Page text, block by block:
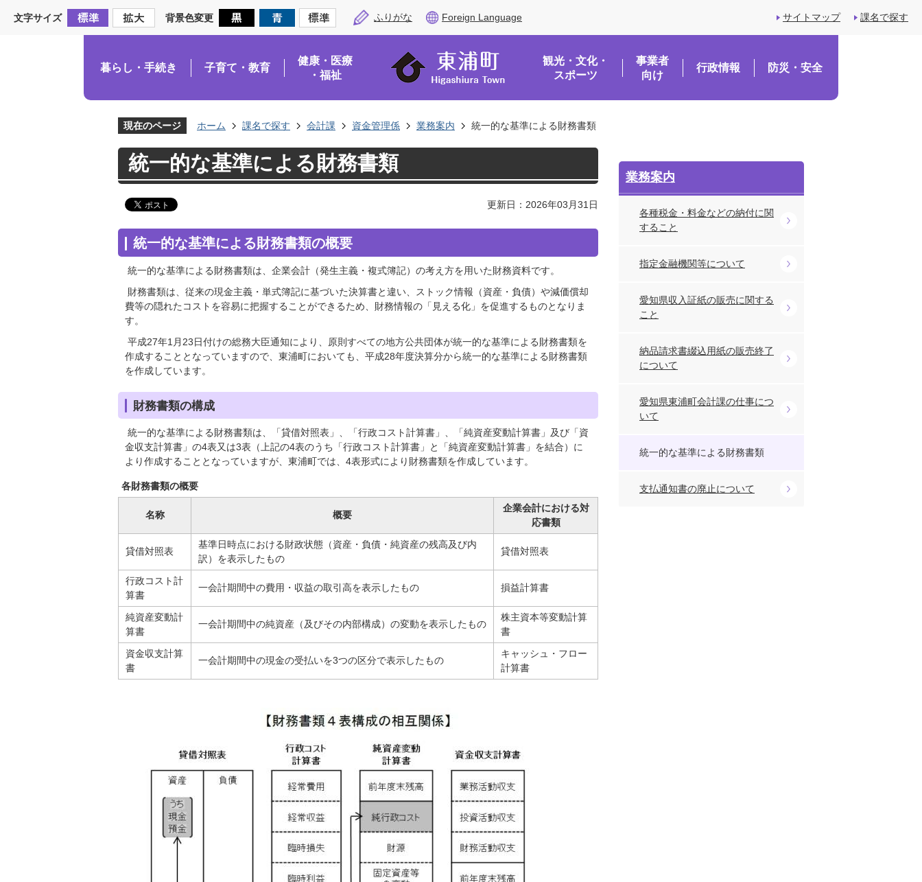
文字サイズ 背景色変更 ふりがな Foreign Language サイトマップ 課名で探す
暮らし・手続き 子育て・教育
健康・医療
・福祉
観光・文化・
スポーツ
事業者
向け
行政情報 防災・安全
現在のページ ホーム 課名で探す 会計課 資金管理係 業務案内 統一的な基準による財務書類
統一的な基準による財務書類
更新日：2026年03月31日
統一的な基準による財務書類の概要
統一的な基準による財務書類は、企業会計（発生主義・複式簿記）の考え方を用いた財務資料です。
財務書類は、従来の現金主義・単式簿記に基づいた決算書と違い、ストック情報（資産・負債）や減価償却
費等の隠れたコストを容易に把握することができるため、財務情報の「見える化」を促進するものとなりま
す。
平成27年1月23日付けの総務大臣通知により、原則すべての地方公共団体が統一的な基準による財務書類を
作成することとなっていますので、東浦町においても、平成28年度決算分から統一的な基準による財務書類
を作成しています。
財務書類の構成
統一的な基準による財務書類は、「貸借対照表」、「行政コスト計算書」、「純資産変動計算書」及び「資
金収支計算書」の4表又は3表（上記の4表のうち「行政コスト計算書」と「純資産変動計算書」を結合）に
より作成することとなっていますが、東浦町では、4表形式により財務書類を作成しています。
各財務書類の概要
名称 概要
企業会計における対
応書類
貸借対照表
基準日時点における財政状態（資産・負債・純資産の残高及び内
訳）を表示したもの
貸借対照表
行政コスト計
算書
一会計期間中の費用・収益の取引高を表示したもの 損益計算書
純資産変動計
算書
一会計期間中の純資産（及びその内部構成）の変動を表示したもの
株主資本等変動計算
書
資金収支計算
書
一会計期間中の現金の受払いを3つの区分で表示したもの
キャッシュ・フロー
計算書
業務案内
各種税金・料金などの納付に関
すること
指定金融機関等について
愛知県収入証紙の販売に関する
こと
納品請求書綴込用紙の販売終了
について
愛知県東浦町会計課の仕事につ
いて
統一的な基準による財務書類
支払通知書の廃止について